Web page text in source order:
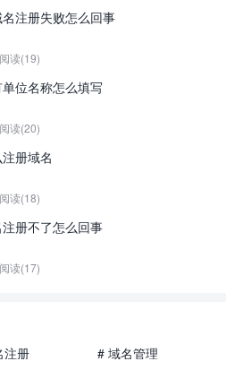
注册失败怎么回事
阅读(19)
位名称怎么填写
阅读(20)
册域名
阅读(18)
册不了怎么回事
阅读(17)
注册
# 域名管理